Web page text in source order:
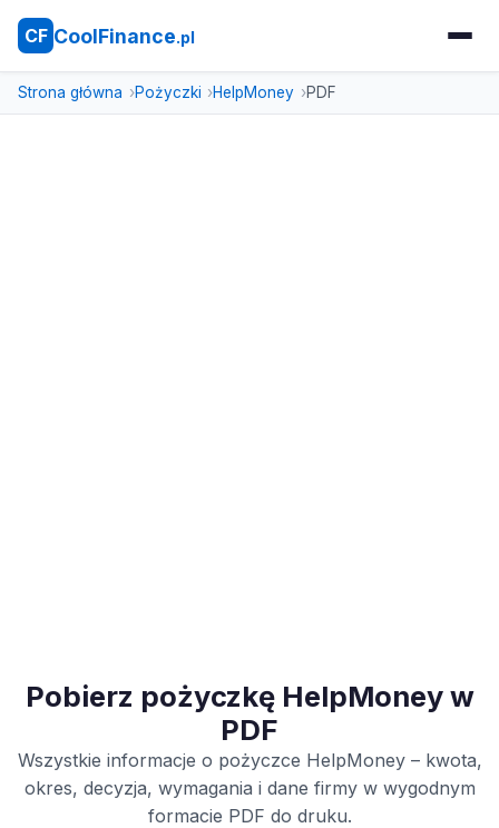
CF CoolFinance.pl
Strona główna Pożyczki HelpMoney PDF
Pobierz pożyczkę HelpMoney w
PDF
Wszystkie informacje o pożyczce HelpMoney – kwota,
okres, decyzja, wymagania i dane firmy w wygodnym
formacie PDF do druku.